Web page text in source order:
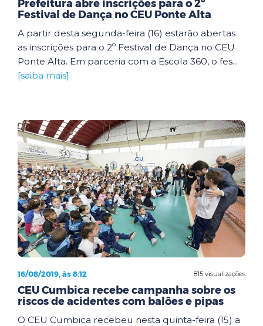
Prefeitura abre inscrições para o 2º
Festival de Dança no CEU Ponte Alta
A partir desta segunda-feira (16) estarão abertas
as inscrições para o 2º Festival de Dança no CEU
Ponte Alta. Em parceria com a Escola 360, o fes...
[saiba mais]
815 visualizações
16/08/2019, às 8:12
CEU Cumbica recebe campanha sobre os
riscos de acidentes com balões e pipas
O CEU Cumbica recebeu nesta quinta-feira (15) a